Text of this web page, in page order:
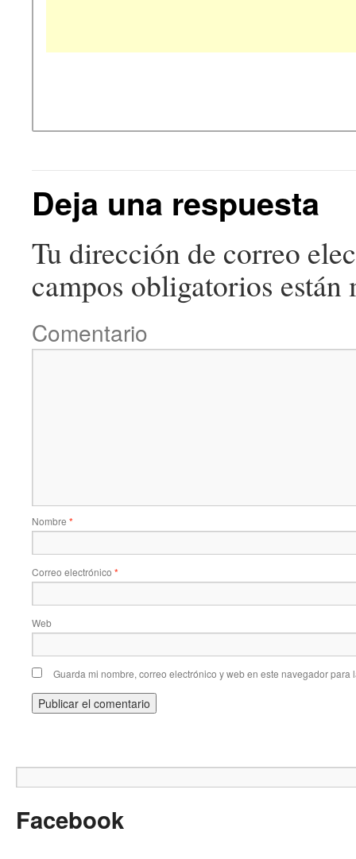
Deja una respuesta
Tu dirección de correo
campos obligatorios
Comentario
Nombre *
Correo electrónico *
Web
Guarda mi nombre, correo electrónico y web en este navegador para
Facebook